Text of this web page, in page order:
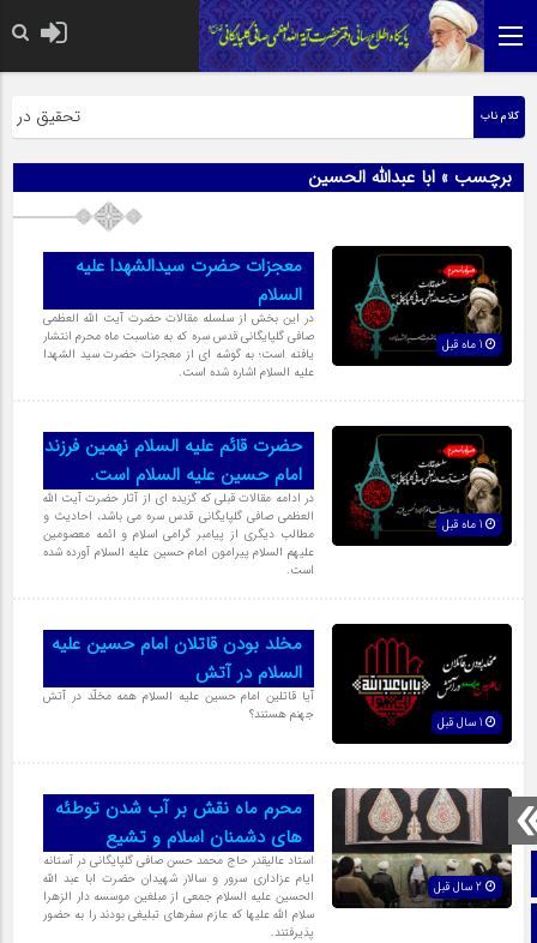
صفحه نخست
کلام ناب تحقیق در
برچسب » ابا عبدالله الحسین
معجزات حضرت سیدالشهدا علیه
السلام
در این بخش از سلسله مقالات حضرت آیت الله العظمی
صافی گلپایگانی قدس سره که به مناسبت ماه محرم انتشار
یافته است؛ به گوشه ای از معجزات حضرت سید الشهدا
علیه السلام اشاره شده است.
حضرت قائم علیه السلام نهمین فرزند
امام حسین علیه السلام است.
در ادامه مقالات قبلی که گزیده ای از آثار حضرت آیت الله
العظمی صافی گلپایگانی قدس سره می باشد، احادیث و
مطالب دیگری از پیامبر گرامی اسلام و ائمه معصومین
علیهم السلام پیرامون امام حسین علیه السلام آورده شده
است.
مخلد بودن قاتلان امام حسین علیه
السلام در آتش
آیا قاتلین امام حسین علیه السلام همه مخلّد در آتش
جهنم هستند؟
محرم ماه نقش بر آب شدن توطئه
های دشمنان اسلام و تشیع
استاد عالیقدر حاج محمد حسن صافی گلپایگانی در آستانه
ایام عزاداری سرور و سالار شهیدان حضرت ابا عبد الله
الحسین علیه السلام جمعی از مبلغین موسسه دار الزهرا
سلام الله علیها که عازم سفرهای تبلیغی بودند را به حضور
پذیرفتند.